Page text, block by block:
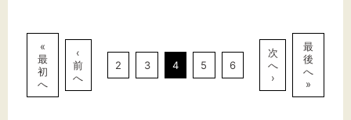
«
最
初
へ
‹
前
へ
2 3 4 5 6
次
へ
›
最
後
へ
»